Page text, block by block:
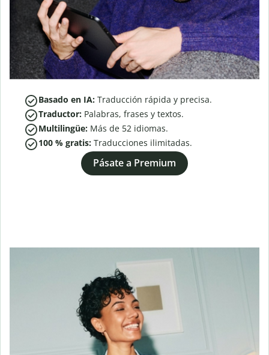
Basado en IA: Traducción rápida y precisa.
Traductor: Palabras, frases y textos.
Multilingüe: Más de 52 idiomas.
100 % gratis: Traducciones ilimitadas.
Pásate a Premium